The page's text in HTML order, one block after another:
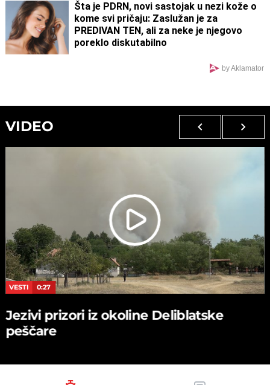
Šta je PDRN, novi sastojak u nezi kože o
kome svi pričaju: Zaslužan je za
PREDIVAN TEN, ali za neke je njegovo
poreklo diskutabilno
by Aklamator
VIDEO
VESTI 0:27
Jezivi prizori iz okoline Deliblatske
peščare